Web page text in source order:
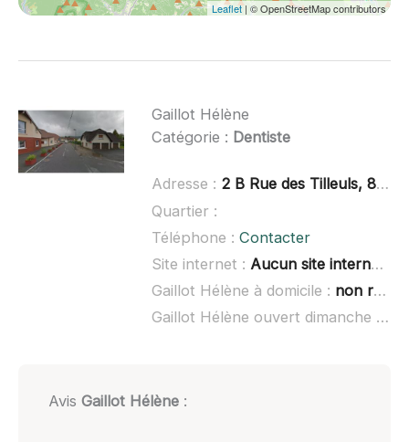
Leaflet| © OpenStreetMap contributors
Gaillot Hélène
Catégorie : Dentiste
Adresse : 2 B Rue des Tilleuls, 88160 Le Thillot
Quartier :
Téléphone : Contacter
Site internet : Aucun site internet connu
Gaillot Hélène à domicile : non renseigné
Gaillot Hélène ouvert dimanche :
Avis Gaillot Hélène: